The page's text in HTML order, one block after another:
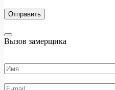
Вызов замерщика